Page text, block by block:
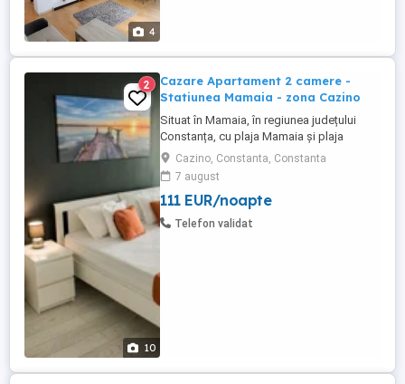
4
10
2
Cazare Apartament 2 camere -
Statiunea Mamaia - zona Cazino
Situat în Mamaia, în regiunea județului
Constanța, cu plaja Mamaia și plaja
Myrtos în apropiere, Diamond View
Apartments oferă cazare cu parcare
privată gratuită garantată pentru fiecare
apartament. Apartamente cu doua camera
de inchiriat in regim hotelier, Statiunea
Cazino, Constanta, Constanta
7 august
111 EUR/noapte
Telefon validat